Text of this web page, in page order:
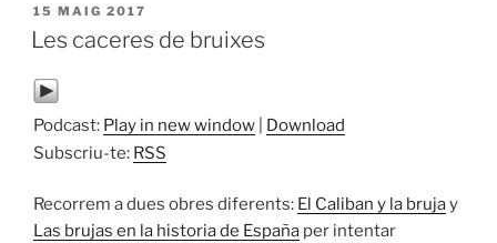
PUBLICAT
A
15 MAIG 2017
Les caceres de bruixes
Podcast: Play in new window
Download
Subscriu-te: RSS
Recorrem a dues obres diferents: El Caliban y la brujay
Las brujas en la historia de España per intentar